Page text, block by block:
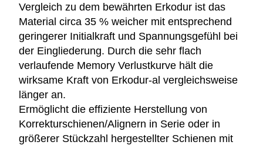
Vergleich zu dem bewährten Erkodur ist das
Material circa 35 % weicher mit entsprechend
geringerer Initialkraft und Spannungsgefühl bei
der Eingliederung. Durch die sehr flach
verlaufende Memory Verlustkurve hält die
wirksame Kraft von Erkodur-al vergleichsweise
länger an.
Ermöglicht die effiziente Herstellung von
Korrekturschienen/Alignern in Serie oder in
größerer Stückzahl hergestellter Schienen mit